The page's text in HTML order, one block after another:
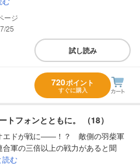
25
試し読み
720ポイント
すぐに購入
トフォンとともに。 （18）
エドが戦に――！？ 敵側の羽柴軍
合軍の三倍以上の戦力があると聞
読む